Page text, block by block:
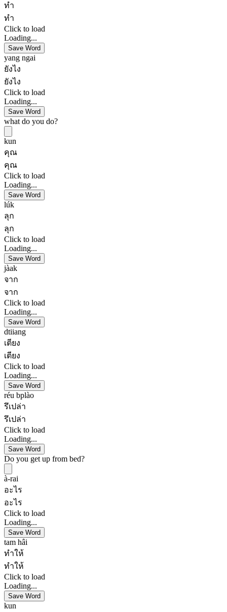
ทำ
ทำ
Click to load
Loading...
Save Word
yang ngai
ยังไง
ยังไง
Click to load
Loading...
Save Word
what do you do?
kun
คุณ
คุณ
Click to load
Loading...
Save Word
lúk
ลุก
ลุก
Click to load
Loading...
Save Word
jàak
จาก
จาก
Click to load
Loading...
Save Word
dtiiang
เตียง
เตียง
Click to load
Loading...
Save Word
réu bplào
รึเปล่า
รึเปล่า
Click to load
Loading...
Save Word
Do you get up from bed?
à-rai
อะไร
อะไร
Click to load
Loading...
Save Word
tam hâi
ทำให้
ทำให้
Click to load
Loading...
Save Word
kun